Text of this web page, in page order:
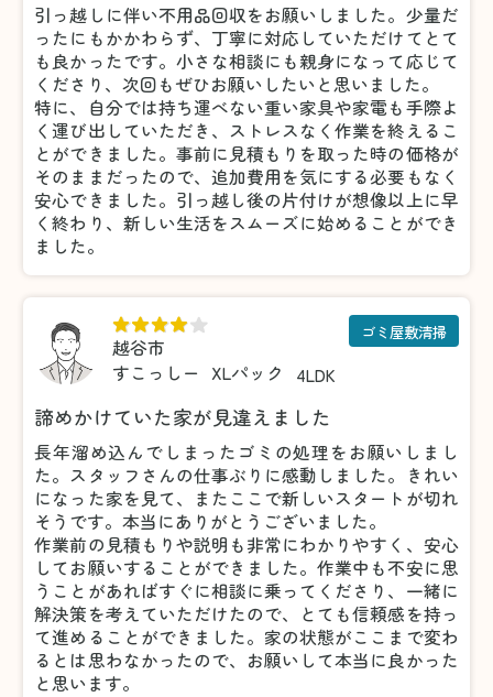
引っ越しに伴い不用品回収をお願いしました。少量だ
ったにもかかわらず、丁寧に対応していただけてとて
も良かったです。小さな相談にも親身になって応じて
くださり、次回もぜひお願いしたいと思いました。
特に、自分では持ち運べない重い家具や家電も手際よ
く運び出していただき、ストレスなく作業を終えるこ
とができました。事前に見積もりを取った時の価格が
そのままだったので、追加費用を気にする必要もなく
安心できました。引っ越し後の片付けが想像以上に早
く終わり、新しい生活をスムーズに始めることができ
ました。
越谷市
すこっしー
XLパック 4LDK
ゴミ屋敷清掃
諦めかけていた家が見違えました
長年溜め込んでしまったゴミの処理をお願いしまし
た。スタッフさんの仕事ぶりに感動しました。きれい
になった家を見て、またここで新しいスタートが切れ
そうです。本当にありがとうございました。
作業前の見積もりや説明も非常にわかりやすく、安心
してお願いすることができました。作業中も不安に思
うことがあればすぐに相談に乗ってくださり、一緒に
解決策を考えていただけたので、とても信頼感を持っ
て進めることができました。家の状態がここまで変わ
るとは思わなかったので、お願いして本当に良かった
と思います。